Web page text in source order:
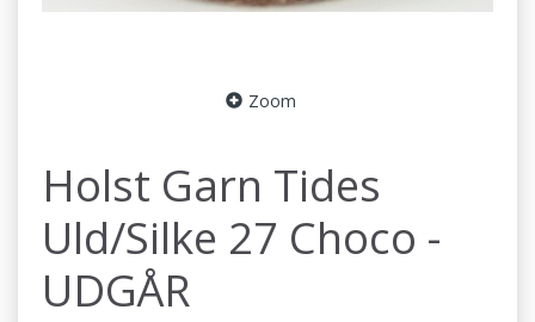
Zoom
Holst Garn Tides
Uld/Silke 27 Choco -
UDGÅR